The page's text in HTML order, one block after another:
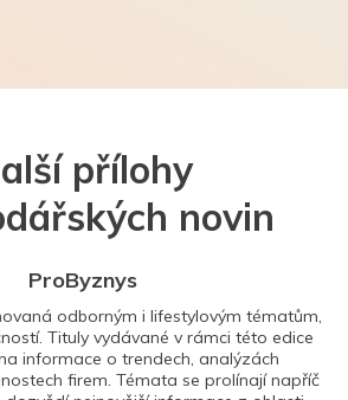
přílohy
novin
ProByznys
odborným i lifestylovým tématům,
Tituly vydávané v rámci této edice
informace o trendech, analýzách
firem. Témata se prolínají napříč